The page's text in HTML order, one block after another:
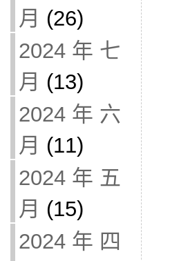
月 (26)
2024 年 七
月 (13)
2024 年 六
月 (11)
2024 年 五
月 (15)
2024 年 四